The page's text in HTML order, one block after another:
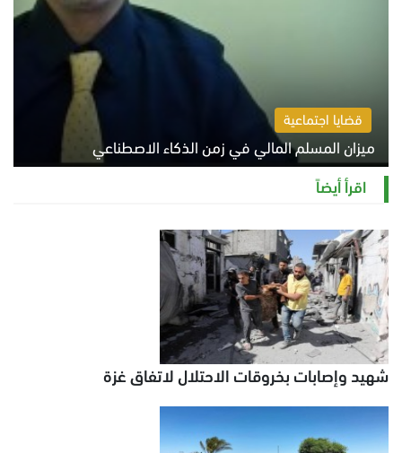
قضايا اجتماعية
ميزان المسلم المالي في زمن الذكاء الاصطناعي
السبت 8 أغسطس 2026 11:21 ص
اقرأ أيضاً
شهيد وإصابات بخروقات الاحتلال لاتفاق غزة